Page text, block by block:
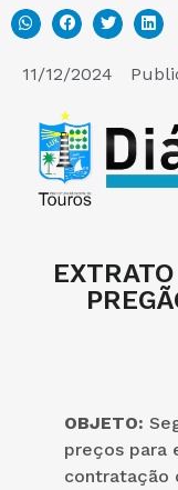
11/12/2024
OBJETO:
preços para
contratação
E-SIC